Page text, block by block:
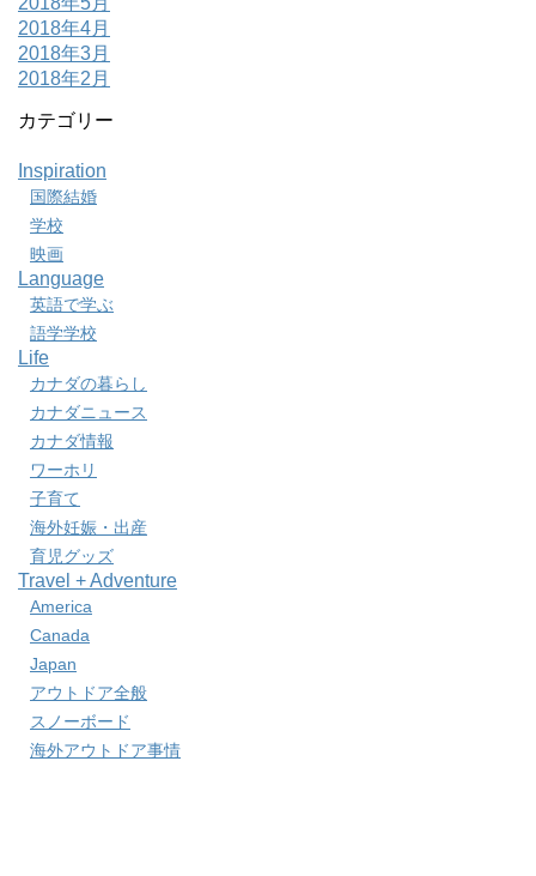
2018年4月
2018年3月
2018年2月
カテゴリー
Inspiration
国際結婚
学校
映画
Language
英語で学ぶ
語学学校
Life
カナダの暮らし
カナダニュース
カナダ情報
ワーホリ
子育て
海外妊娠・出産
育児グッズ
Travel + Adventure
America
Canada
Japan
アウトドア全般
スノーボード
海外アウトドア事情